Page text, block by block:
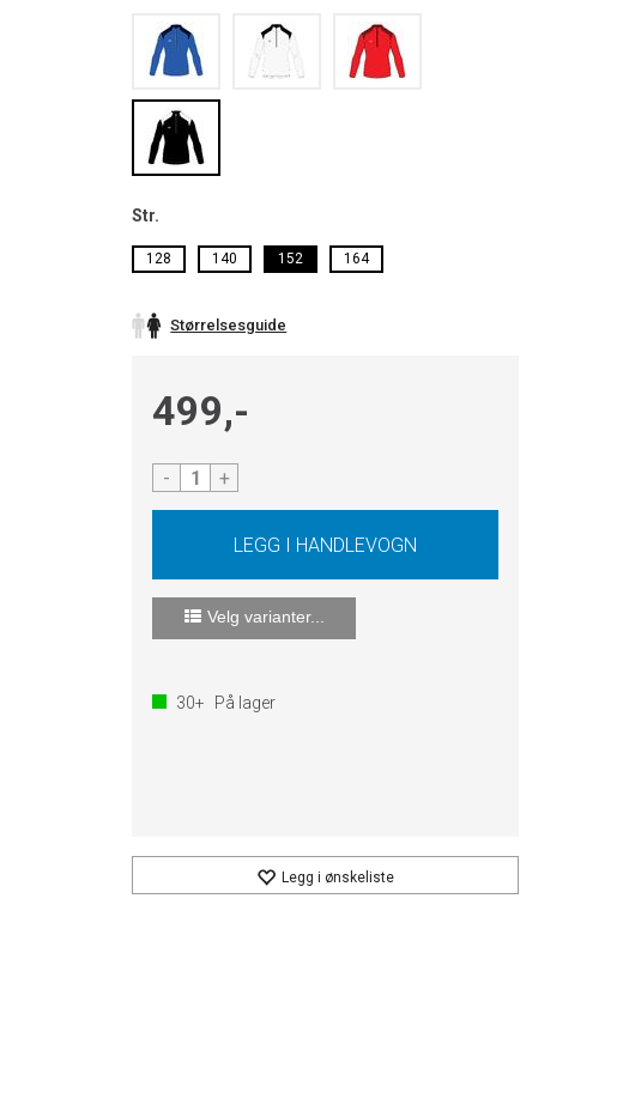
Str.
128 140 152 164
Størrelsesguide
499,-
- +
Velg varianter...
30+ På lager
Legg i ønskeliste